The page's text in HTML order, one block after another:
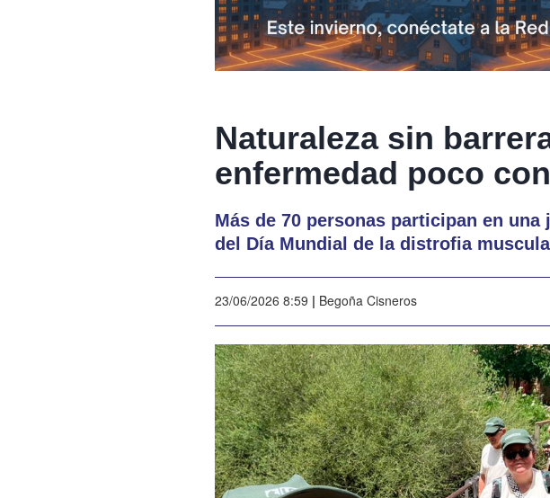
Naturaleza sin
enfermedad poco
Más de 70 personas participan en
del Día Mundial de la distrofia
23/06/2026 8:59 | Begoña Cisneros